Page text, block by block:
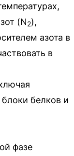
(N2),
азота в
в
белков и
фазе